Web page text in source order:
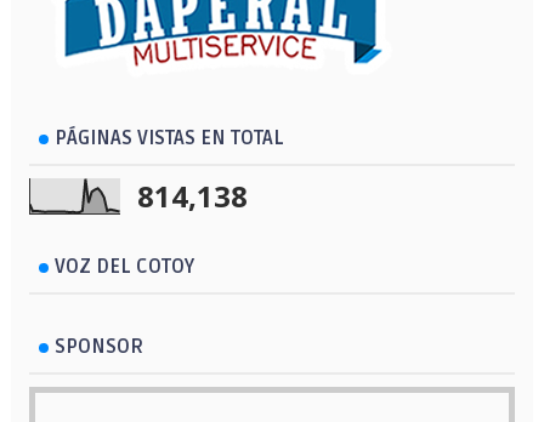
PÁGINAS VISTAS EN TOTAL
814,138
VOZ DEL COTOY
SPONSOR